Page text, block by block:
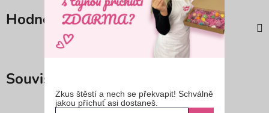
Hodnocení
Související produkty
Zkus štěstí a nech se překvapit! Schválně
jakou příchuť asi dostaneš.